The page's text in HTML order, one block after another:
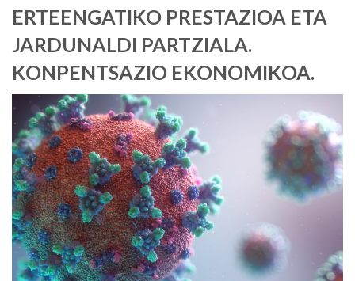
ERTEENGATIKO PRESTAZIOA ETA
JARDUNALDI PARTZIALA.
KONPENTSAZIO EKONOMIKOA.